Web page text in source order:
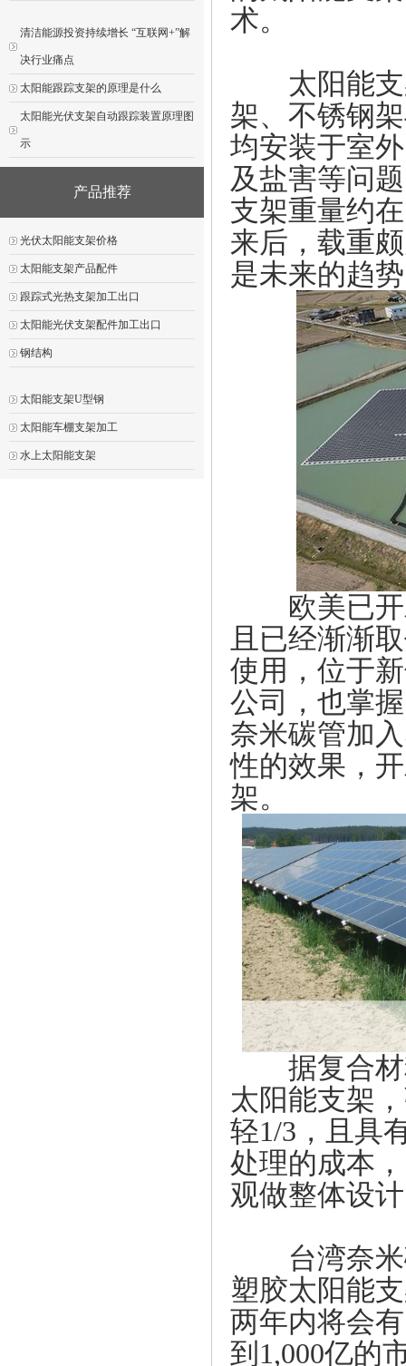
清洁能源投资持续增长 “互联网+”解
决行业痛点
太阳能跟踪支架的原理是什么
太阳能光伏支架自动跟踪装置原理图
示
产品推荐
光伏太阳能支架价格
太阳能支架产品配件
跟踪式光热支架加工出口
太阳能光伏支架配件加工出口
钢结构
太阳能支架U型钢
太阳能车棚支架加工
水上太阳能支架
术。
太阳能支
架、不锈钢
均安装于室
及盐害等问
支架重量约
来后，载重
是未来的趋
欧美已开
且已经渐渐
使用，位于
公司，也掌
奈米碳管加
性的效果，
架。
据复合材
太阳能支架
轻1/3，且具
处理的成本
观做整体设
台湾奈米
塑胶太阳能
两年内将会
到1,000亿的